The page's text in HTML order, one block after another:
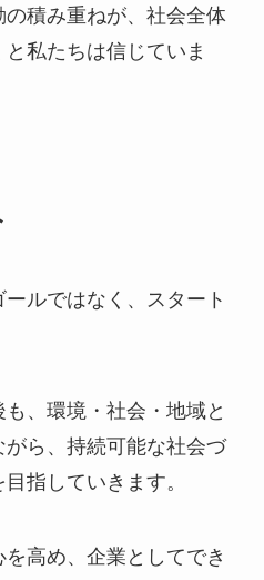
積み重ねが、社会全体
私たちは信じていま
ルではなく、スタート
、環境・社会・地域と
ら、持続可能な社会づ
指していきます。
高め、企業としてでき